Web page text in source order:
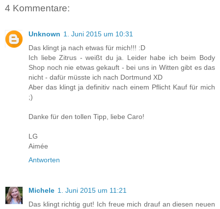
4 Kommentare:
Unknown 1. Juni 2015 um 10:31
Das klingt ja nach etwas für mich!!! :D
Ich liebe Zitrus - weißt du ja. Leider habe ich beim Body
Shop noch nie etwas gekauft - bei uns in Witten gibt es das
nicht - dafür müsste ich nach Dortmund XD
Aber das klingt ja definitiv nach einem Pflicht Kauf für mich
;)
Danke für den tollen Tipp, liebe Caro!
LG
Aimée
Antworten
Michele 1. Juni 2015 um 11:21
Das klingt richtig gut! Ich freue mich drauf an diesen neuen